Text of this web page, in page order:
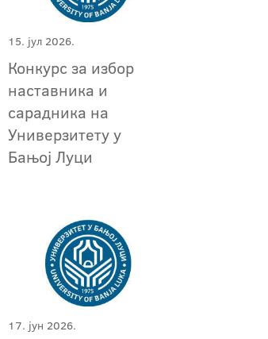
15. јул 2026.
Конкурс за избор
наставника и
сарадника на
Универзитету у
Бањој Луци
17. јун 2026.